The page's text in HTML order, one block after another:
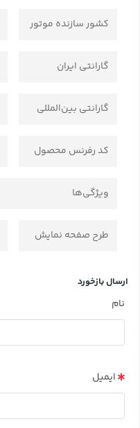
کشور سازنده موتور
گارانتی ایران
گارانتی بین‌المللی
کد رفرنس محصول
ویژگی‌ها
طرح صفحه نمایش
ارسال بازخورد
نام
ایمیل